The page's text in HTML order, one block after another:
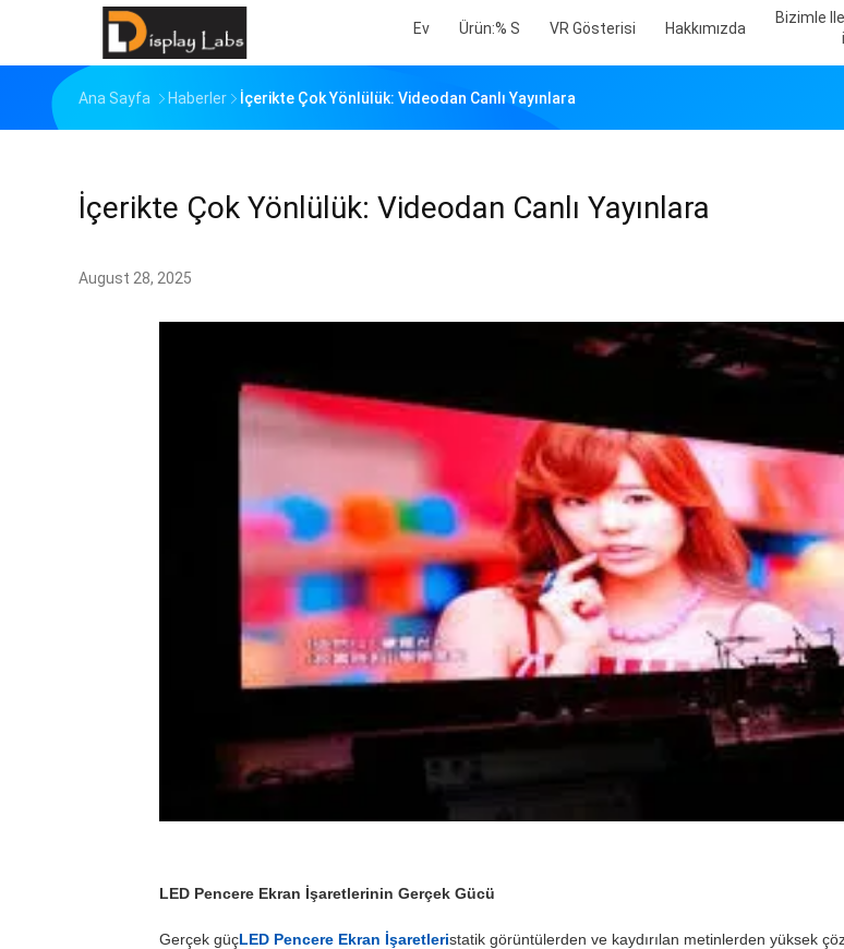
Ev Ürün:% S VR Gösterisi Hakkımızda
Bizimle
Ana Sayfa Haberler İçerikte Çok Yönlülük: Videodan Canlı Yayınlara
İçerikte Çok Yönlülük: Videodan Canlı Yayınlara
August 28, 2025
LED Pencere Ekran İşaretlerinin Gerçek Gücü
Gerçek güçLED Pencere Ekran İşaretleristatik görüntülerden ve kaydırılan metinlerden yüksek